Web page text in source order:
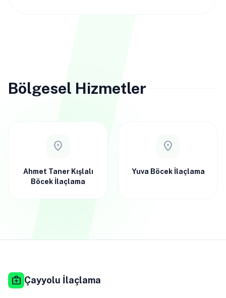
Bölgesel Hizmetler
location_on
Ahmet Taner Kışlalı
Böcek İlaçlama
location_on
Yuva Böcek İlaçlama
medical_services Çayyolu İlaçlama